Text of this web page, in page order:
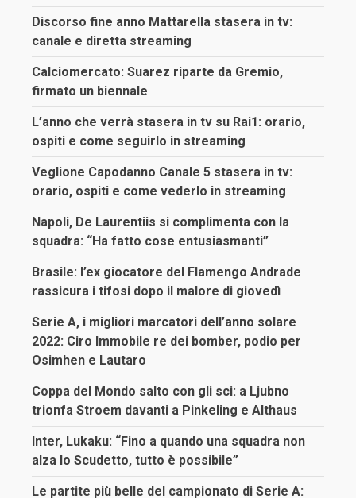
Discorso fine anno Mattarella stasera in tv:
canale e diretta streaming
Calciomercato: Suarez riparte da Gremio,
firmato un biennale
L’anno che verrà stasera in tv su Rai1: orario,
ospiti e come seguirlo in streaming
Veglione Capodanno Canale 5 stasera in tv:
orario, ospiti e come vederlo in streaming
Napoli, De Laurentiis si complimenta con la
squadra: “Ha fatto cose entusiasmanti”
Brasile: l’ex giocatore del Flamengo Andrade
rassicura i tifosi dopo il malore di giovedì
Serie A, i migliori marcatori dell’anno solare
2022: Ciro Immobile re dei bomber, podio per
Osimhen e Lautaro
Coppa del Mondo salto con gli sci: a Ljubno
trionfa Stroem davanti a Pinkeling e Althaus
Inter, Lukaku: “Fino a quando una squadra non
alza lo Scudetto, tutto è possibile”
Le partite più belle del campionato di Serie A: